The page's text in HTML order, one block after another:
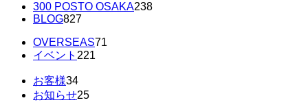
300 POSTO OSAKA238
BLOG827
OVERSEAS71
イベント 221
お客様34
お知らせ25